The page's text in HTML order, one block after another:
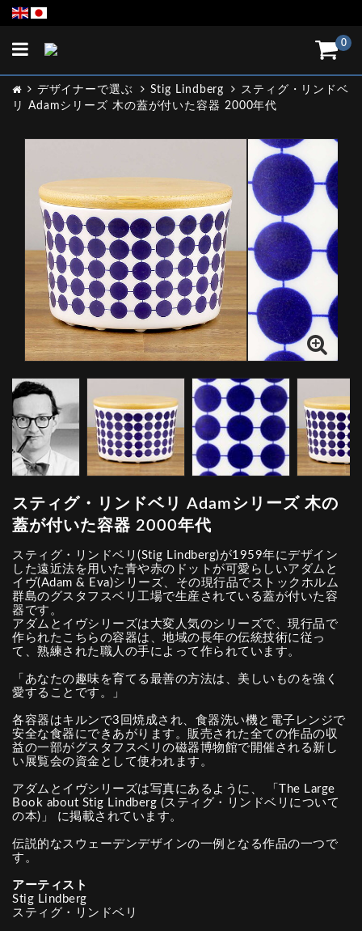
0
Toggle
デザイナーで選ぶ Stig Lindberg
スティグ・リンドベ
リ Adamシリーズ 木の蓋が付いた容器 2000年代
スティグ・リンドベリ Adamシリーズ 木の
蓋が付いた容器 2000年代
スティグ・リンドベリ(Stig Lindberg)が1959年にデザイン
した遠近法を用いた青や赤のドットが可愛らしいアダムと
イヴ(Adam & Eva)シリーズ、その現行品でストックホルム
群島のグスタフスベリ工場で生産されている蓋が付いた容
器です。
アダムとイヴシリーズは大変人気のシリーズで、現行品で
作られたこちらの容器は、地域の長年の伝統技術に従っ
て、熟練された職人の手によって作られています。
「あなたの趣味を育てる最善の方法は、美しいものを強く
愛することです。」
各容器はキルンで3回焼成され、食器洗い機と電子レンジで
安全な食器にできあがります。販売された全ての作品の収
益の一部がグスタフスベリの磁器博物館で開催される新し
い展覧会の資金として使われます。
アダムとイヴシリーズは写真にあるように、 「The Large
Book about Stig Lindberg (スティグ・リンドベリについて
の本)」 に掲載されています。
伝説的なスウェーデンデザインの一例となる作品の一つで
す。
アーティスト
Stig Lindberg
スティグ・リンドベリ